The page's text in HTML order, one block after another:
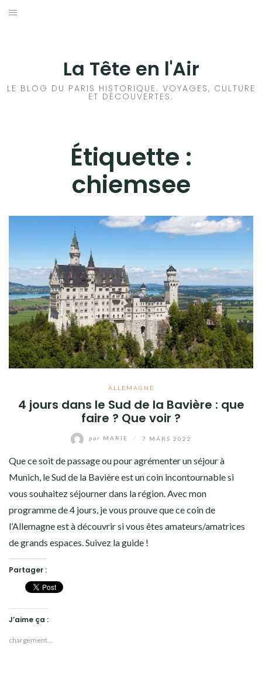
Aller
La Tête en l'Air
LE BLOG DU PARIS HISTORIQUE. VOYAGES, CULTURE
ET DÉCOUVERTES.
Étiquette :
chiemsee
ALLEMAGNE
4 jours dans le Sud de la Bavière : que
faire ? Que voir ?
par MARIE 7 MARS 2022
Que ce soit de passage ou pour agrémenter un séjour à
Munich, le Sud de la Bavière est un coin incontournable si
vous souhaitez séjourner dans la région. Avec mon
programme de 4 jours, je vous prouve que ce coin de
l’Allemagne est à découvrir si vous êtes amateurs/amatrices
de grands espaces. Suivez la guide !
Partager :
J’aime ça :
chargement…
HISTOIRES EN ILE DE FRANCE
VOYAGES À L’ÉTRANGER